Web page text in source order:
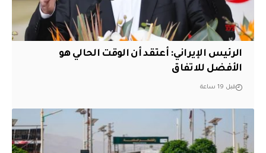
الرئيس الإيراني: أعتقد أن الوقت الحالي هو
الأفضل للاتفاق
قبل 19 ساعة